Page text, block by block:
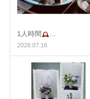
1人時間 …
2026.07.16